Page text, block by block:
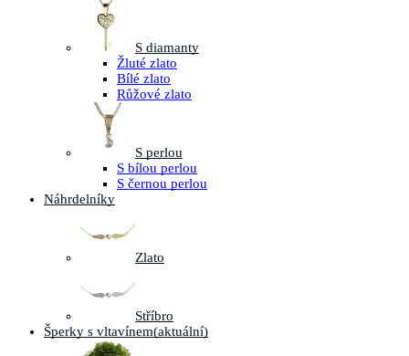
S diamanty
Žluté zlato
Bílé zlato
Růžové zlato
S perlou
S bílou perlou
S černou perlou
Náhrdelníky
Zlato
Stříbro
Šperky s vltavínem(aktuální)